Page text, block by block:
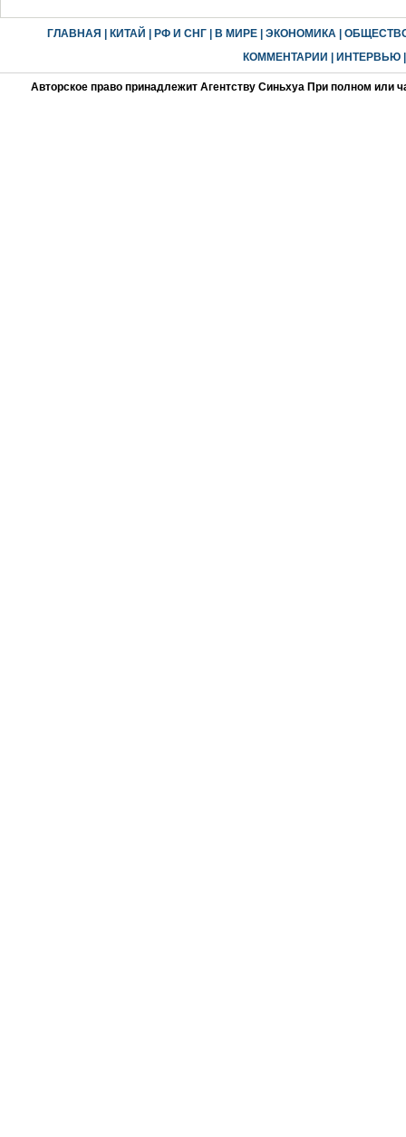
ГЛАВНАЯ КИТАЙ РФ И СНГ| В МИРЕ| ЭКОНОМИКА|
КОММЕНТАРИИ
ИНТЕРВЬЮ
Авторское право принадлежит Агентству Синьхуа При полном или